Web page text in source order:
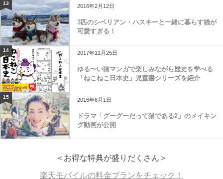
13 2016年2月12日
3匹のシベリアン・ハスキーと一緒に暮らす猫が
可愛すぎる！
14 2017年11月25日
ゆる〜い猫マンガで楽しみながら歴史を学べる
「ねこねこ日本史」児童書シリーズを紹介
15 2016年6月1日
ドラマ「グーグーだって猫である2」のメイキン
グ動画が公開
＜お得な特典が盛りだくさん＞
楽天モバイルの料金プランをチェック！